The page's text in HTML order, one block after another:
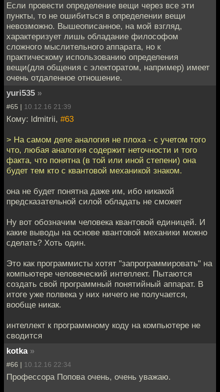
Если провести определение вещи через все эти
пункты, то не ошибиться в определении вещи
невозможно. Вышеописанное, на мой взгляд,
характеризует лишь обладание философом
сложного мыслительного аппарата, но к
практическому использованию определения
вещи(для общения с электоратом, например) имеет
очень отдаленное отношение.
yuri535 »
#65 | 10.12.16 21:39
Кому: ldmitrii, #63
> На самом деле аналогия не плоха - с учетом того
что, любая аналогия содержит неточности и того
факта, что понятна (в той или иной степени) она
будет тем кто с квантовой механикой знаком.
она не будет понятна даже им, ибо никакой
предсказательной силой обладать не сможет
Ну вот обозначим человека квантовой единицей. И
какие выводы на основе квантовой механики можно
сделать? Хоть один.
Это как программисты хотят "запрограммировать" на
компьютере человеческий интеллект. Пытаются
создать свой программный понятийный аппарат. В
итоге уже полвека у них ничего не получается,
вообще никак.
интеллект к программному коду на компьютере не
сводится
kotka »
#66 | 10.12.16 22:34
Профессора Попова очень, очень уважаю.